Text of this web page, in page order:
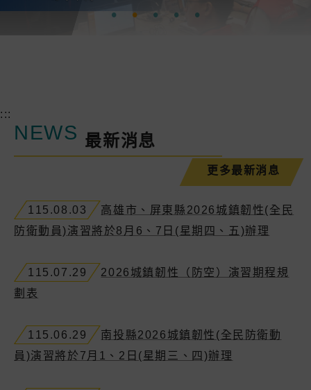
:::
NEWS 最新消息
更多最新消息
115.08.03
高雄市、屏東縣2026城鎮韌性(全民
防衛動員)演習將於8月6、7日(星期四、五)辦理
115.07.29
2026城鎮韌性（防空）演習期程規
劃表
115.06.29
南投縣2026城鎮韌性(全民防衛動
員)演習將於7月1、2日(星期三、四)辦理